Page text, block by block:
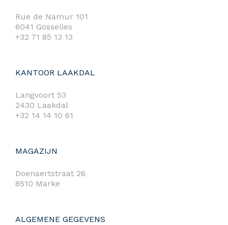
Rue de Namur 101
6041 Gosselies
+32 71 85 13 13
KANTOOR LAAKDAL
Langvoort 53
2430 Laakdal
+32 14 14 10 61
MAGAZIJN
Doenaertstraat 26
8510 Marke
ALGEMENE GEGEVENS